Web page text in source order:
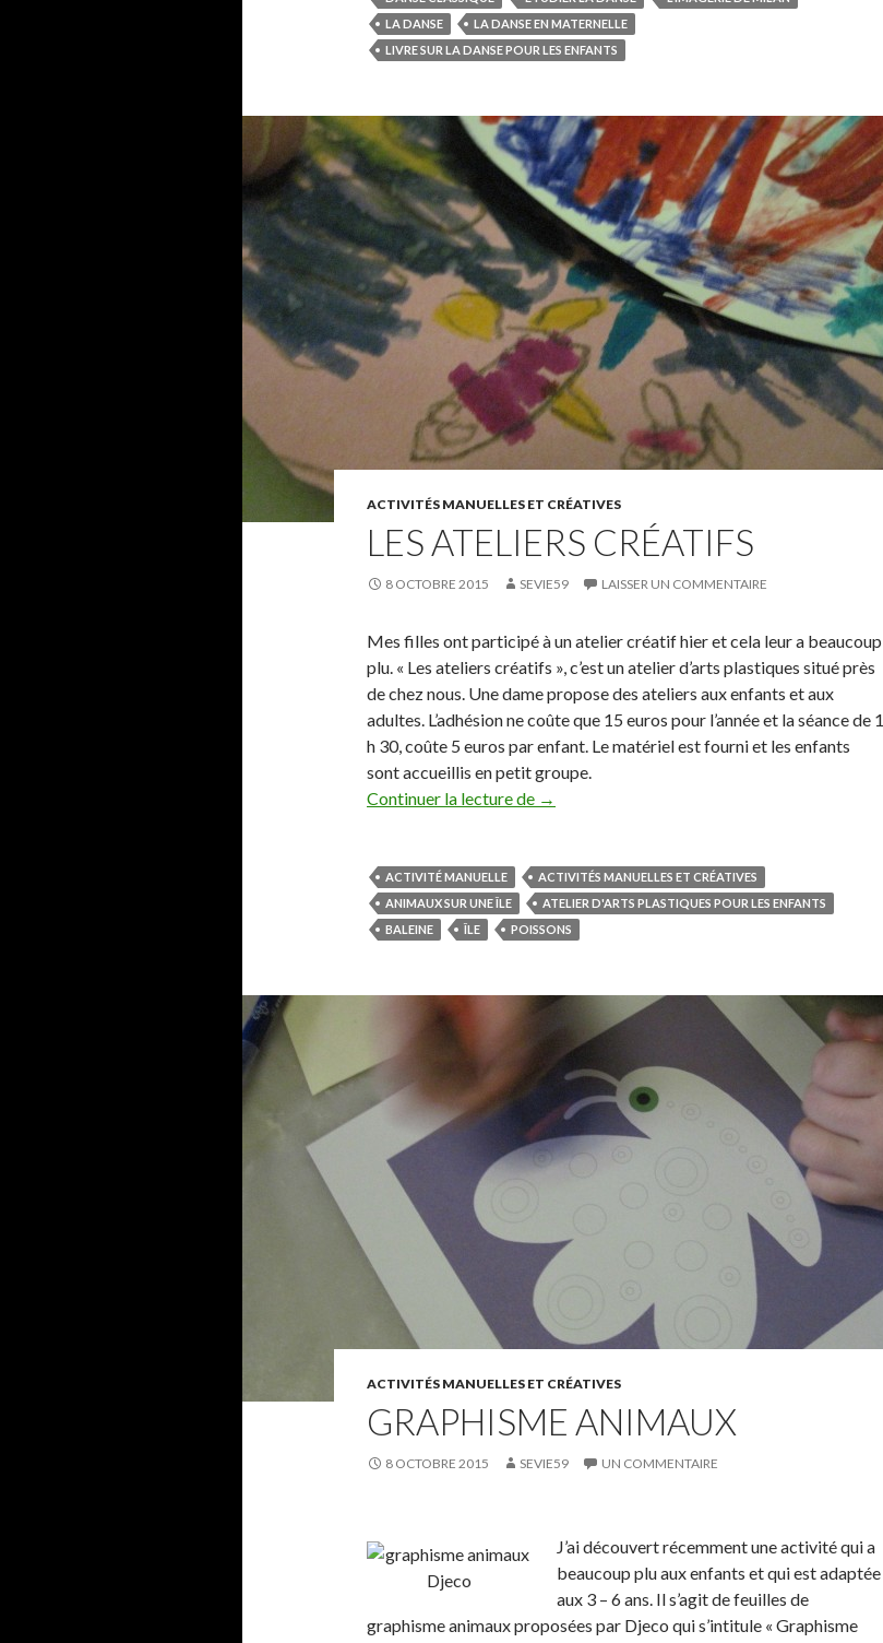
LA DANSE
LA DANSE EN MATERNELLE
LIVRE SUR LA DANSE POUR LES ENFANTS
ACTIVITÉS MANUELLES ET CRÉATIVES
LES ATELIERS CRÉATIFS
8 OCTOBRE 2015 SEVIE59 LAISSER UN COMMENTAIRE
Mes filles ont participé à un atelier créatif hier et cela leur a beaucoup
plu. « Les ateliers créatifs », c’est un atelier d’arts plastiques situé près
de chez nous. Une dame propose des ateliers aux enfants et aux
adultes. L’adhésion ne coûte que 15 euros pour l’année et la séance de 1
h 30, coûte 5 euros par enfant. Le matériel est fourni et les enfants
sont accueillis en petit groupe.
Continuer la lecture de Les ateliers créatifs
→
ACTIVITÉ MANUELLE
ACTIVITÉS MANUELLES ET CRÉATIVES
ANIMAUX SUR UNE ÎLE
ATELIER D'ARTS PLASTIQUES POUR LES ENFANTS
BALEINE
ÎLE POISSONS
ACTIVITÉS MANUELLES ET CRÉATIVES
GRAPHISME ANIMAUX
8 OCTOBRE 2015 SEVIE59 UN COMMENTAIRE
J’ai découvert récemment une activité qui a
beaucoup plu aux enfants et qui est adaptée
aux 3 – 6 ans. Il s’agit de feuilles de
graphisme animaux proposées par Djeco qui s’intitule « Graphisme